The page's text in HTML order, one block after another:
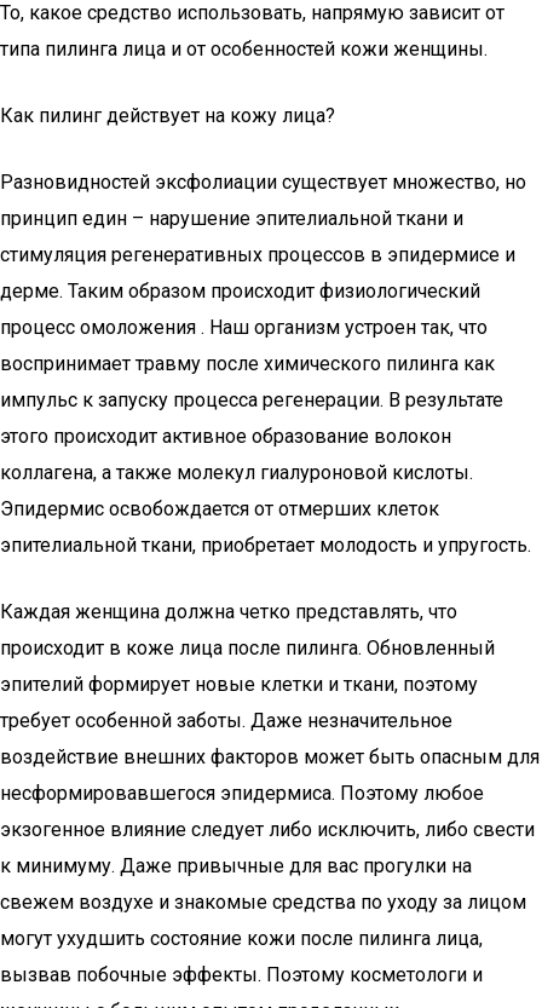
То, какое средство использовать, напрямую зависит от
типа пилинга лица и от особенностей кожи женщины.
Как пилинг действует на кожу лица?
Разновидностей эксфолиации существует множество, но
принцип един – нарушение эпителиальной ткани и
стимуляция регенеративных процессов в эпидермисе и
дерме. Таким образом происходит физиологический
процесс омоложения . Наш организм устроен так, что
воспринимает травму после химического пилинга как
импульс к запуску процесса регенерации. В результате
этого происходит активное образование волокон
коллагена, а также молекул гиалуроновой кислоты.
Эпидермис освобождается от отмерших клеток
эпителиальной ткани, приобретает молодость и упругость.
Каждая женщина должна четко представлять, что
происходит в коже лица после пилинга. Обновленный
эпителий формирует новые клетки и ткани, поэтому
требует особенной заботы. Даже незначительное
воздействие внешних факторов может быть опасным для
несформировавшегося эпидермиса. Поэтому любое
экзогенное влияние следует либо исключить, либо свести
к минимуму. Даже привычные для вас прогулки на
свежем воздухе и знакомые средства по уходу за лицом
могут ухудшить состояние кожи после пилинга лица,
вызвав побочные эффекты. Поэтому косметологи и